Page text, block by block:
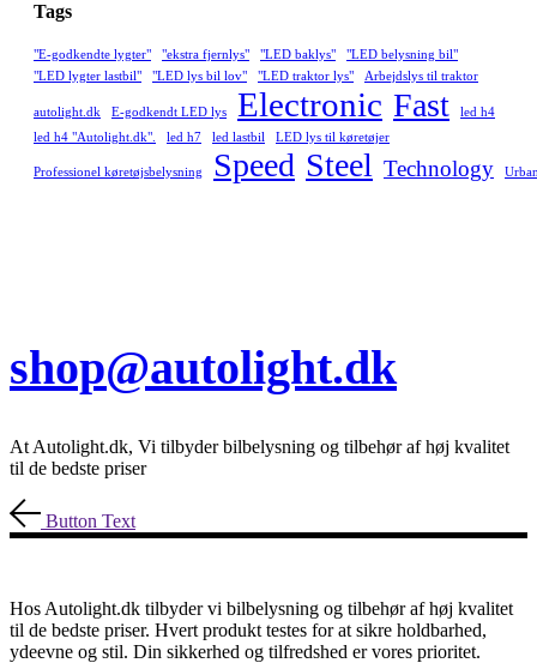
Tags
"E-godkendte lygter" "ekstra fjernlys" "LED baklys"
"LED belysning bil"
"LED lygter lastbil"
"LED lys bil lov" "LED traktor lys" Arbejdslys til traktor
autolight.dk E-godkendt LED lys Electronic Fast
led h4
led h4 "Autolight.dk".
led h7 led lastbil LED lys til køretøjer
Professionel køretøjsbelysning Speed Steel Technology
shop@autolight.dk
At Autolight.dk, Vi tilbyder bilbelysning og tilbehør af høj kvalitet
til de bedste priser
Button Text
Hos Autolight.dk tilbyder vi bilbelysning og tilbehør af høj kvalitet
til de bedste priser. Hvert produkt testes for at sikre holdbarhed,
ydeevne og stil. Din sikkerhed og tilfredshed er vores prioritet.